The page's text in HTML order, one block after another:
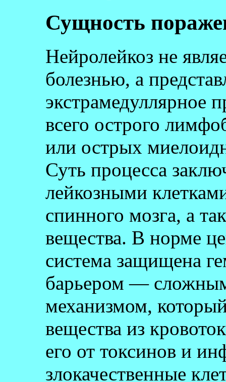
Сущность
Нейролейкоз не
болезнью, а
экстрамедуллярное
всего острого
или острых
Суть процесса
лейкозными
спинного мозга, а
вещества. В норме
система защищена
барьером —
механизмом,
вещества из
его от токсинов и
злокачественные